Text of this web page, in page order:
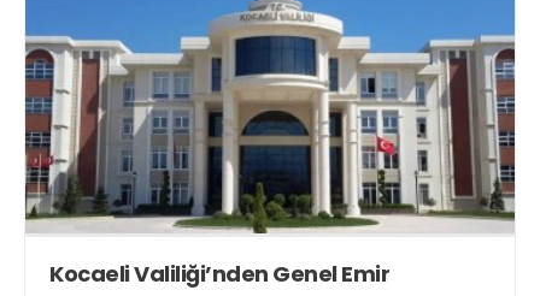
Kocaeli Valiliği’nden Genel Emir